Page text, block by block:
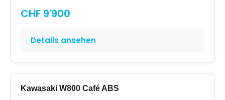
CHF 9'900
Details ansehen
Kawasaki W800 Café ABS